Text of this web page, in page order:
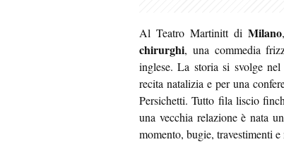
Al Teatro Martinitt di Milano,
chirurghi, una commedia
inglese. La storia si svolge
recita natalizia e per una
Persichetti. Tutto fila liscio
una vecchia relazione è nata
momento, bugie, travestimenti